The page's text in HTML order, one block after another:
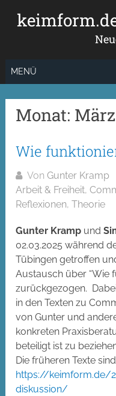
Inhalt
MENÜ
Monat:
Wie
VonGunter Kramp
Arbeit & Freiheit,
Reflexionen,Theorie
Gunter Kramp und
02.03.2025 während
Tübingen getroffen
Austausch über “Wie
zurückgezogen.
in den Texten zu
von Gunter und
konkreten
beteiligt ist zu
Die früheren Texte
https://keimform.de/
diskussion/